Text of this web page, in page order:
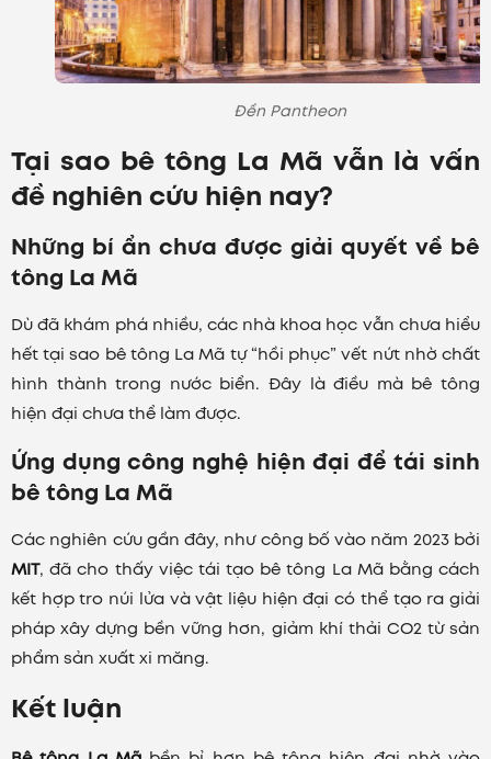
Đền Pantheon
Tại sao bê tông La Mã vẫn là vấn
đề nghiên cứu hiện nay?
Những bí ẩn chưa được giải quyết về bê
tông La Mã
Dù đã khám phá nhiều, các nhà khoa học vẫn chưa hiểu
hết tại sao bê tông La Mã tự “hồi phục” vết nứt nhờ chất
hình thành trong nước biển. Đây là điều mà bê tông
hiện đại chưa thể làm được.
Ứng dụng công nghệ hiện đại để tái sinh
bê tông La Mã
Các nghiên cứu gần đây, như công bố vào năm 2023 bởi
MIT, đã cho thấy việc tái tạo bê tông La Mã bằng cách
kết hợp tro núi lửa và vật liệu hiện đại có thể tạo ra giải
pháp xây dựng bền vững hơn, giảm khí thải CO2 từ sản
phẩm sản xuất xi măng.
Kết luận